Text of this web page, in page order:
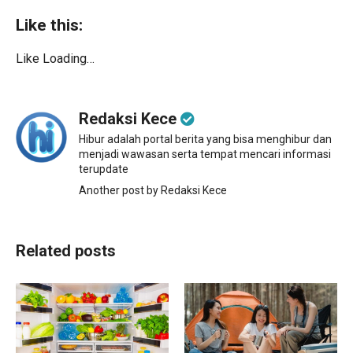
Like this:
Like Loading…
ReadingRedaksi Kece
Hibur adalah portal berita yang bisa menghibur dan
menjadi wawasan serta tempat mencari informasi
terupdate
Another post by Redaksi Kece
Related posts